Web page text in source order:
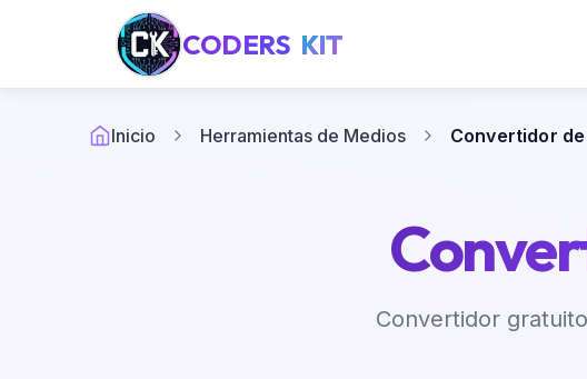
CODERS KIT
Inicio Herramientas de Medios Convertidor de
Convertidor